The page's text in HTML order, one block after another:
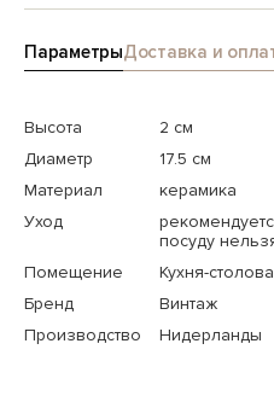
ПараметрыДоставка и
Высота
2 см
Диаметр
17.5 см
Материал
керамика
Уход
посуду
Помещение
Кухня-
Бренд
Винтаж
Производство
Нидерланды